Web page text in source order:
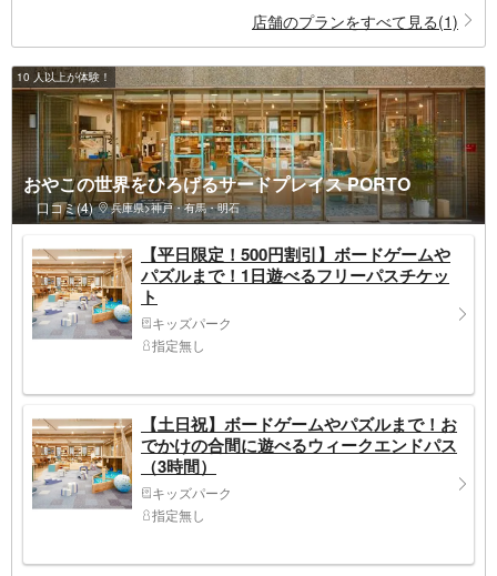
店舗のプランをすべて見る(1)
10 人以上が体験！
おやこの世界をひろげるサードプレイス PORTO
口コミ(4) 兵庫県>神戸・有馬・明石
【平日限定！500円割引】ボードゲームや
パズルまで！1日遊べるフリーパスチケッ
ト
キッズパーク
指定無し
【土日祝】ボードゲームやパズルまで！お
でかけの合間に遊べるウィークエンドパス
（3時間）
キッズパーク
指定無し